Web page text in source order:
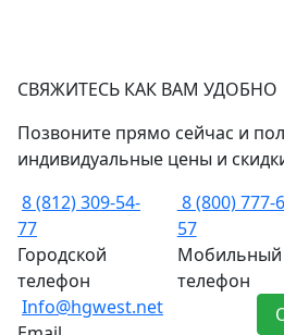
СВЯЖИТЕСЬ КАК ВАМ УДОБНО
Позвоните прямо сейчас и
индивидуальные цены и
8 (812) 309-54-
77
Городской
телефон
8 (800) 777-
57
Мобильный
телефон
Info@hgwest.net